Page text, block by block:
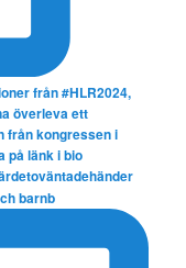
barnb